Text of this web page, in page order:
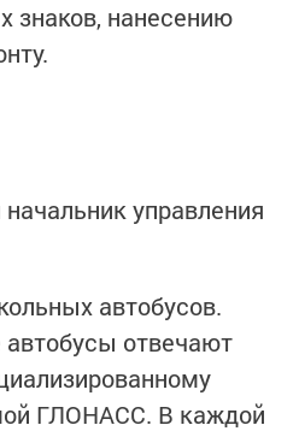
знаков, нанесению
управления
автобусов.
отвечают
ГЛОНАСС. В каждой